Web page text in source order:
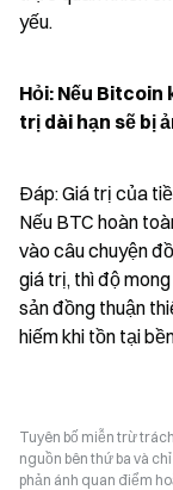
yếu.
Hỏi: Nếu
trị dài hạn sẽ bị
Đáp: Giá trị của
Nếu BTC hoàn
vào câu chuyện
giá trị, thì độ
sản đồng thuận
hiếm khi tồn tại
Tuyên bố miễn trừ
nguồn bên thứ ba và
phản ánh quan điểm